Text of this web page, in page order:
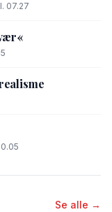
07.27
Se alle →